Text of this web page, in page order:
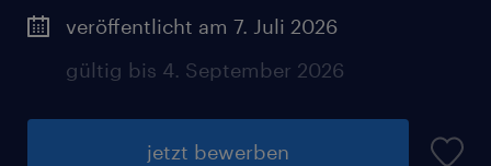
veröffentlicht am 7. Juli 2026
gültig bis 4. September 2026
jetzt bewerben